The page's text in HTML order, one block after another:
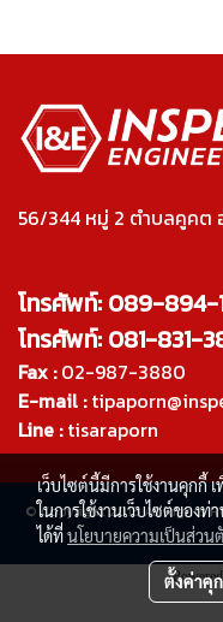
56/344 หมู่ 2 ตำบลคูคต
โทรศัพท์: 089-894-
โทรศัพท์: 081-831-
Fax :02-987-3880
E-mail :
Line :tisaraporn
© Copyright 2015 All Rights
เว็บไซต์นี้มีการใช้งานคุกกี้
ในการใช้งานเว็บไซต์ของ
ได้ที่นโยบายความเป็นส่วน
ตั้งค่าคุ